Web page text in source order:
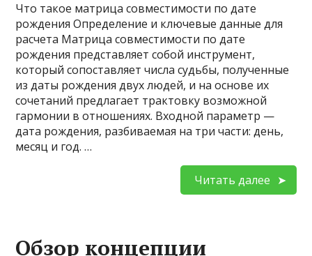
Что такое матрица совместимости по дате
рождения Определение и ключевые данные для
расчета Матрица совместимости по дате
рождения представляет собой инструмент,
который сопоставляет числа судьбы, полученные
из даты рождения двух людей, и на основе их
сочетаний предлагает трактовку возможной
гармонии в отношениях. Входной параметр —
дата рождения, разбиваемая на три части: день,
месяц и год. …
Читать далее
Обзор концепции